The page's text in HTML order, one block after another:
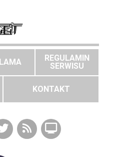
REGULAMIN
SERWISU
KONTAKT